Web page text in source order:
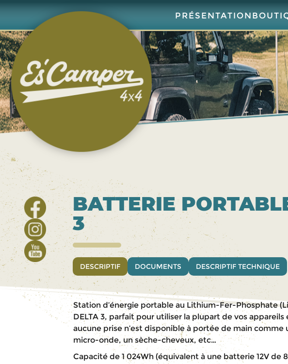
Aller
principal
PRÉSENTATION
BATTERIE
3
DESCRIPTIF DOCUMENTS DESCRIPTIF TECHNIQUE
Station d’énergie portable au Lithium-Fer-Phosphate
DELTA 3, parfait pour utiliser la plupart de vos
aucune prise n’est disponible à portée de main comme
micro-onde, un sèche-cheveux, etc…
Capacité de 1 024Wh (équivalent à une batterie 12V de